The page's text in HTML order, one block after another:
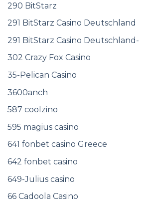
290 BitStarz
291 BitStarz Casino Deutschland
291 BitStarz Casino Deutschland-
302 Crazy Fox Casino
35-Pelican Casino
3600anch
587 coolzino
595 magius casino
641 fonbet casino Greece
642 fonbet casino
649-Julius casino
66 Cadoola Casino